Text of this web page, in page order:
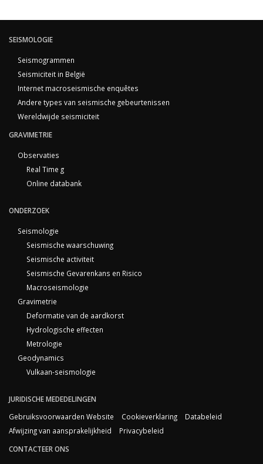
SEISMOLOGIE
Seismogrammen
Seismiciteit in België
Internet macroseismische enquêtes
Andere types van seismische gebeurtenissen
Wereldwijde seismiciteit
GRAVIMETRIE
Observaties
Real Time g
Online databank
ONDERZOEK
Seismologie
Seismische waarschuwing
Seismische activiteit
Seismische Gevarenkans en Risico
Macroseismologie
Gravimetrie
Deformatie van de aardkorst
Hydrologische effecten
Metrologie
Geodynamics
Vulkaan-seismologie
JURIDISCHE MEDEDELINGEN
Gebruiksvoorwaarden Website
Cookieverklaring
Databeleid
Afwijzing van aansprakelijkheid
Privacybeleid
CONTACTEER ONS